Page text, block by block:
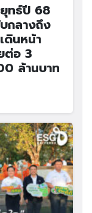
ทธ์ปี 68
กลางถึง
ดินหน้า
ต่อ 3
ล้านบาท